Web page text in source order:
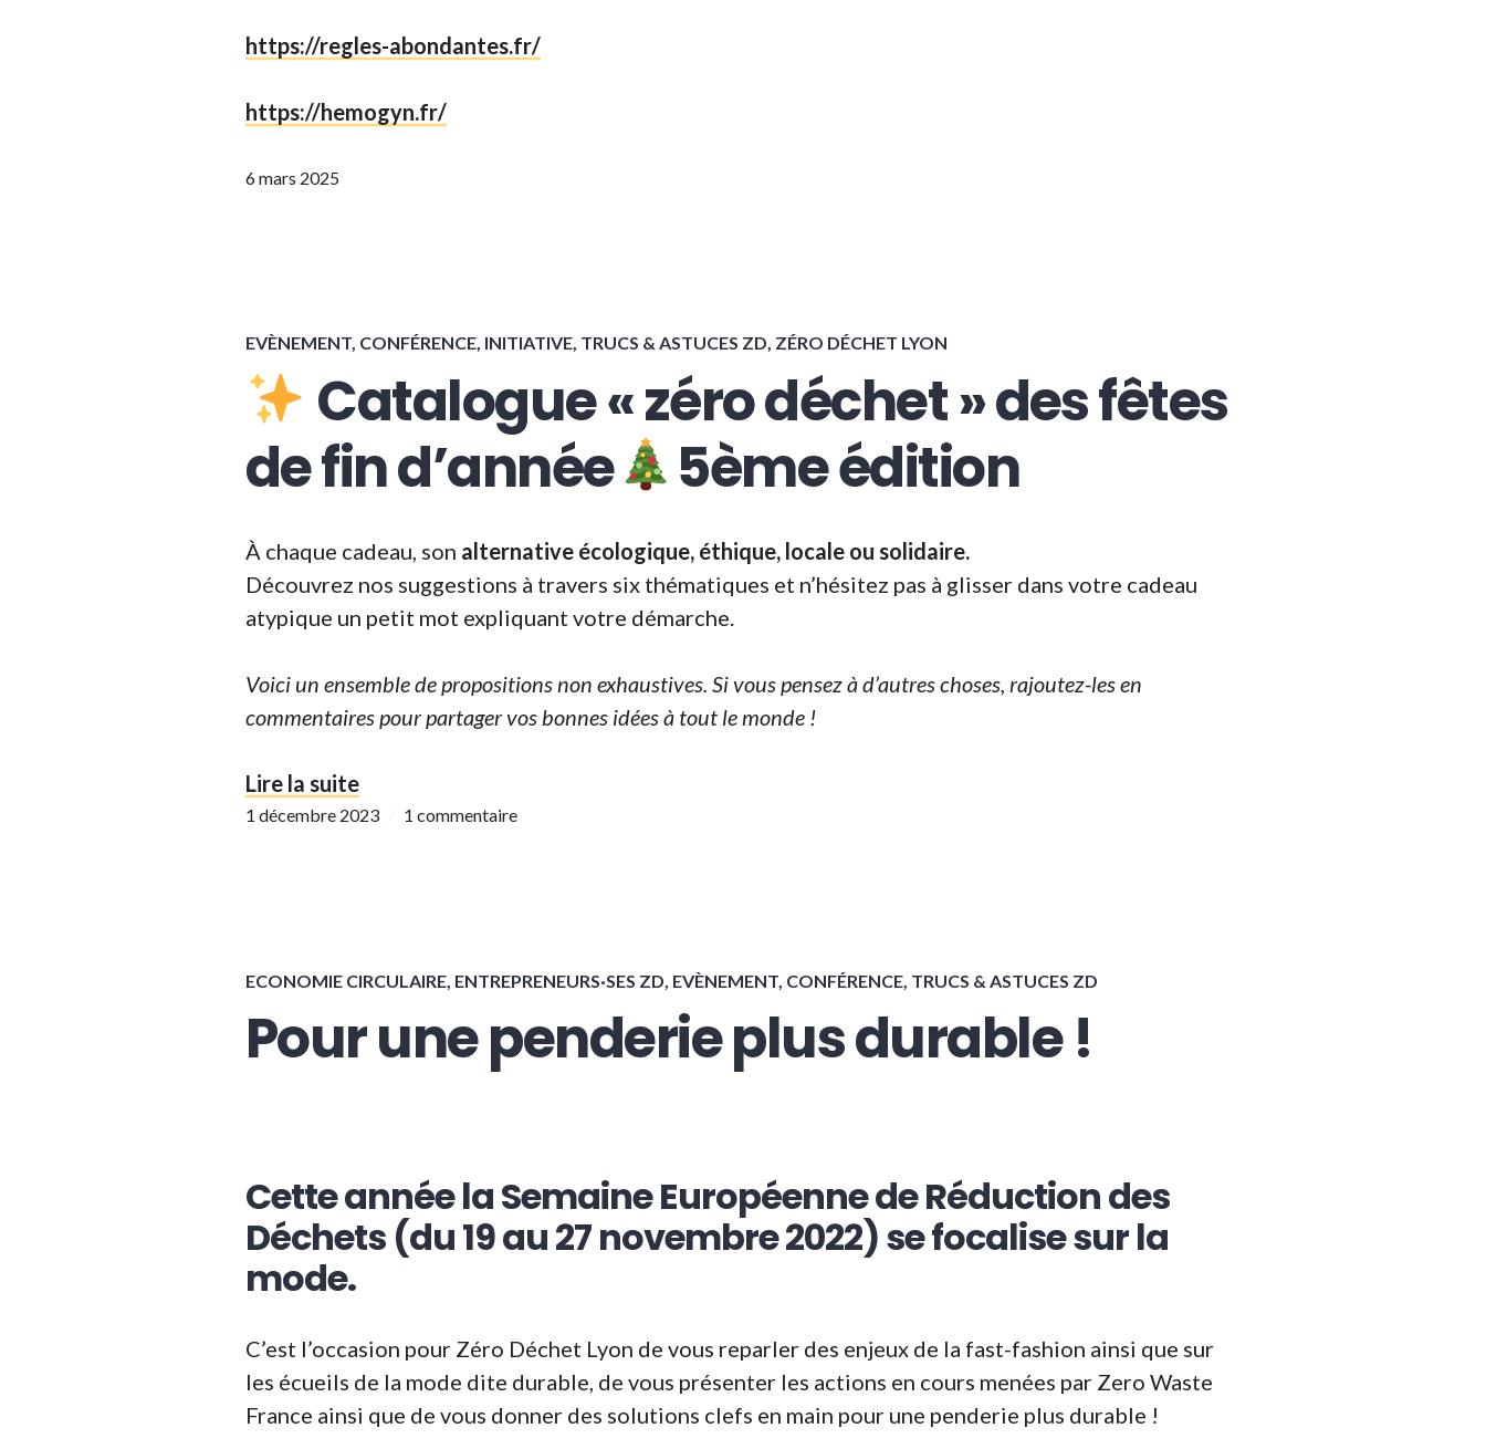
https://regles-abondantes.fr/
https://hemogyn.fr/
6 mars 2025
EVÈNEMENT, CONFÉRENCE, INITIATIVE, TRUCS & ASTUCES ZD, ZÉRO DÉCHET LYON
Catalogue « zéro déchet » des fêtes
de fin d’année
5ème édition
À chaque cadeau, son alternative écologique, éthique, locale ou solidaire.
Découvrez nos suggestions à travers six thématiques et n’hésitez pas à glisser dans votre cadeau
atypique un petit mot expliquant votre démarche.
Voici un ensemble de propositions non exhaustives. Si vous pensez à d’autres choses, rajoutez-les en
commentaires pour partager vos bonnes idées à tout le monde !
Lire la suite«
1 décembre 2023 1 commentaire
ECONOMIE CIRCULAIRE ENTREPRENEURS·SES ZD EVÈNEMENT, CONFÉRENCE TRUCS & ASTUCES ZD
Pour une penderie plus durable !
Cette année la Semaine Européenne de Réduction des
Déchets (du 19 au 27 novembre 2022) se focalise sur la
mode.
C’est l’occasion pour Zéro Déchet Lyon de vous reparler des enjeux de la fast-fashion ainsi que sur
les écueils de la mode dite durable, de vous présenter les actions en cours menées par Zero Waste
France ainsi que de vous donner des solutions clefs en main pour une penderie plus durable !